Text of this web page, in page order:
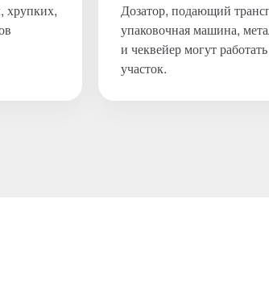
хрупких,
Дозатор, подающий
упаковочная машина,
и чеквейер могут
участок.